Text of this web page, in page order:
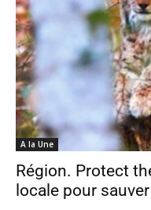
A la Une
Région. Protect
locale pour